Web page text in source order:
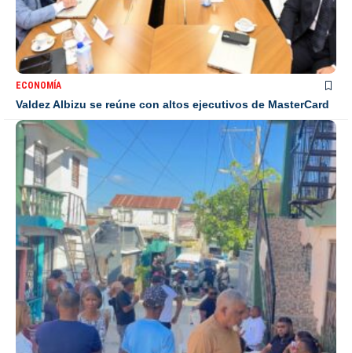
ECONOMÍA
Valdez Albizu se reúne con altos ejecutivos de MasterCard